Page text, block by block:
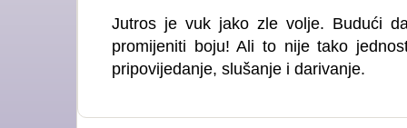
Jutros je vuk jako zle volje. Budući
promijeniti boju! Ali to nije tako
pripovijedanje, slušanje i darivanje.